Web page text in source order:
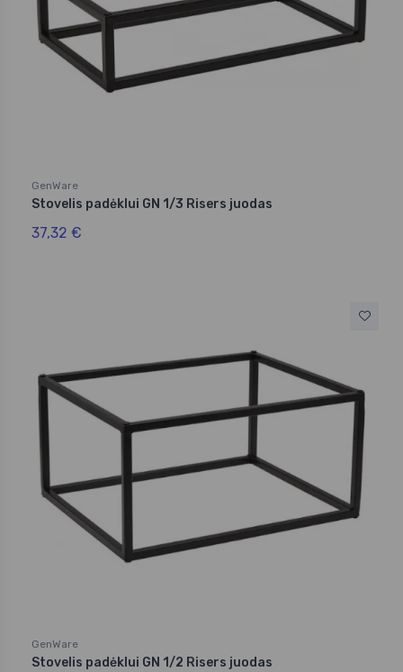
GenWare
Stovelis padėklui GN 1/3 Risers juodas
37,32 €
GenWare
Stovelis padėklui GN 1/2 Risers juodas